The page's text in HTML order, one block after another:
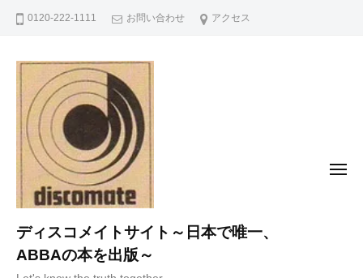
0120-222-1111 お問い合わせ アクセス
ディスコメイトサイト～日本で唯一、
ABBAの本を出版～
メ